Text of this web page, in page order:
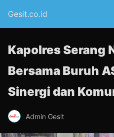
Gesit.co.id
Kapolres Serang
Bersama Buruh
Sinergi dan
Admin Gesit